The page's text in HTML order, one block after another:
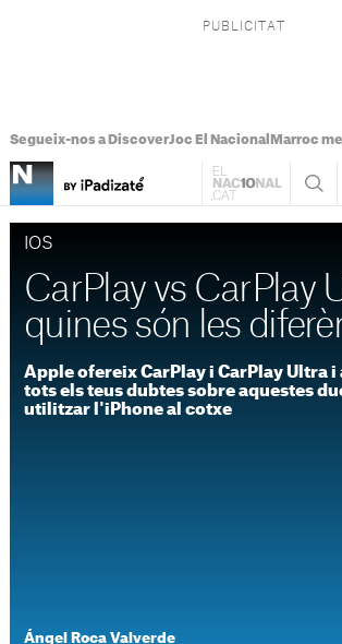
Segueix-nos a DiscoverJoc El Nacional Marroc
IOS
CarPlay vs CarPlay
quines són les
Apple ofereix CarPlay i CarPlay Ultra
tots els teus dubtes sobre aquestes
utilitzar l'iPhone al cotxe
Ángel Roca Valverde